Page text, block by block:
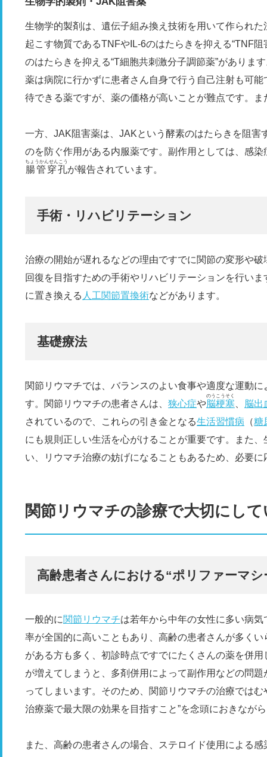
生物学的製剤は、遺伝子組み換え技術を用いて作られ
起こす物質であるTNFやIL-6のはたらきを抑える“TNF阻
のはたらきを抑える“T細胞共刺激分子調節薬”がありま
薬は病院に行かずに患者さん自身で行う自己注射も可
待できる薬ですが、薬の価格が高いことが難点です。
一方、JAK阻害薬は、JAKという酵素のはたらきを阻害
のを防ぐ作用がある内服薬です。副作用としては、感
腸管穿孔
ちょうかんせんこう
が報告されています。
手術・リハビリテーション
治療の開始が遅れるなどの理由ですでに関節の変形や
回復を目指すための手術やリハビリテーションを行い
に置き換える 人工関節置換術などがあります。
基礎療法
関節リウマチでは、バランスのよい食事や適度な運動
す。関節リウマチの患者さんは、 狭心症や脳梗塞
のうこうそく
脳出
されているので、これらの引き金となる生活習慣病 （糖
にも規則正しい生活を心がけることが重要です。また
い、リウマチ治療の妨げになることもあるため、必要
関節リウマチの診療で大切にし
高齢患者さんにおける“ポリファーマシ
一般的に関節リウマチは若年から中年の女性に多い病
率が全国的に高いこともあり、高齢の患者さんが多く
がある方も多く、初診時点ですでにたくさんの薬を併
が増えてしまうと、多剤併用によって副作用などの問
ってしまいます。そのため、関節リウマチの治療では
治療薬で最大限の効果を目指すこと”を念頭におきなが
また、高齢の患者さんの場合、ステロイド使用による